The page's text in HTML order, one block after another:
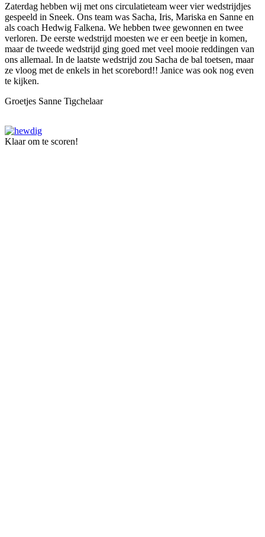
Zaterdag hebben wij met ons circulatieteam weer vier wedstrijdjes
gespeeld in Sneek. Ons team was Sacha, Iris, Mariska en Sanne en
als coach Hedwig Falkena. We hebben twee gewonnen en twee
verloren. De eerste wedstrijd moesten we er een beetje in komen,
maar de tweede wedstrijd ging goed met veel mooie reddingen van
ons allemaal. In de laatste wedstrijd zou Sacha de bal toetsen, maar
ze vloog met de enkels in het scorebord!! Janice was ook nog even
te kijken.
Groetjes Sanne Tigchelaar
Klaar om te scoren!